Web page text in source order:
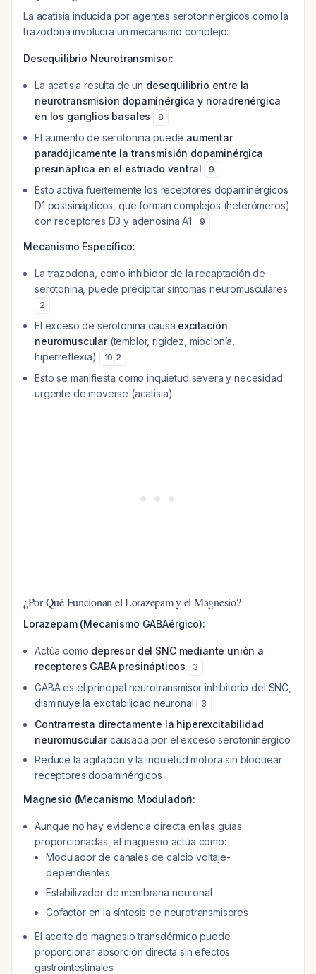
La acatisia inducida por agentes serotoninérgicos como la
trazodona involucra un mecanismo complejo:
Desequilibrio Neurotransmisor:
La acatisia resulta de un desequilibrio entre la
neurotransmisión dopaminérgica y noradrenérgica
en los ganglios basales
8
El aumento de serotonina puede aumentar
paradójicamente la transmisión dopaminérgica
presináptica en el estriado ventral
9
Esto activa fuertemente los receptores dopaminérgicos
D1 postsinápticos, que forman complejos (heterómeros)
con receptores D3 y adenosina A1
9
Mecanismo Específico:
La trazodona, como inhibidor de la recaptación de
serotonina, puede precipitar síntomas neuromusculares
2
El exceso de serotonina causa excitación
neuromuscular(temblor, rigidez, mioclonía,
hiperreflexia)
10,2
Esto se manifiesta como inquietud severa y necesidad
urgente de moverse (acatisia)
¿Por Qué Funcionan el Lorazepam y el Magnesio?
Lorazepam (Mecanismo GABAérgico):
Actúa como depresor del SNC mediante unión a
receptores GABA presinápticos
3
GABA es el principal neurotransmisor inhibitorio del SNC,
disminuye la excitabilidad neuronal
3
Contrarresta directamente la hiperexcitabilidad
neuromuscularcausada por el exceso serotoninérgico
Reduce la agitación y la inquietud motora sin bloquear
receptores dopaminérgicos
Magnesio (Mecanismo Modulador):
Aunque no hay evidencia directa en las guías
proporcionadas, el magnesio actúa como:
Modulador de canales de calcio voltaje-
dependientes
Estabilizador de membrana neuronal
Cofactor en la síntesis de neurotransmisores
El aceite de magnesio transdérmico puede
proporcionar absorción directa sin efectos
gastrointestinales